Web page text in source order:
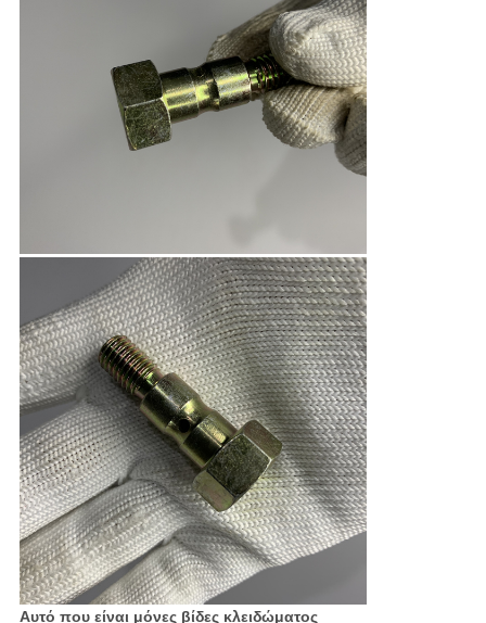
Αυτό που είναι μόνες βίδες κλειδώματος